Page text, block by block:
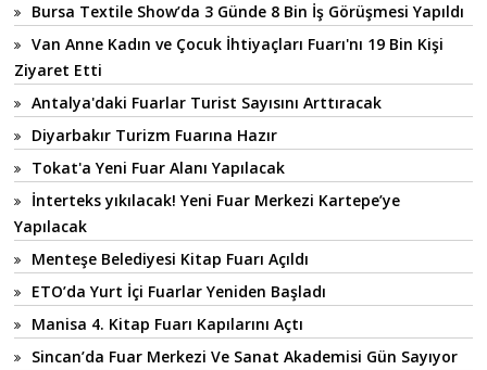
Bursa Textile Show’da 3 Günde 8 Bin İş Görüşmesi Yapıldı
Van Anne Kadın ve Çocuk İhtiyaçları Fuarı'nı 19 Bin Kişi
Ziyaret Etti
Antalya'daki Fuarlar Turist Sayısını Arttıracak
Diyarbakır Turizm Fuarına Hazır
Tokat'a Yeni Fuar Alanı Yapılacak
İnterteks yıkılacak! Yeni Fuar Merkezi Kartepe’ye
Yapılacak
Menteşe Belediyesi Kitap Fuarı Açıldı
ETO’da Yurt İçi Fuarlar Yeniden Başladı
Manisa 4. Kitap Fuarı Kapılarını Açtı
Sincan’da Fuar Merkezi Ve Sanat Akademisi Gün Sayıyor